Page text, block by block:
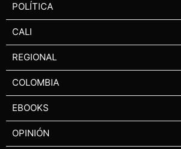
POLÍTICA
CALI
REGIONAL
COLOMBIA
EBOOKS
OPINIÓN